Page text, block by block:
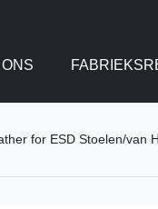
for ESD Stoelen/van